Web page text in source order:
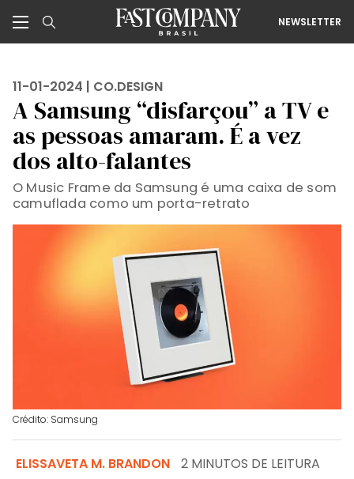
NEWSLETTER
11-01-2024 | CO.DESIGN
A Samsung “disfarçou” a TV e
as pessoas amaram. É a vez
dos alto-falantes
O Music Frame da Samsung é uma caixa de som
camuflada como um porta-retrato
Crédito: Samsung
ELISSAVETA M. BRANDON 2 MINUTOS DE LEITURA